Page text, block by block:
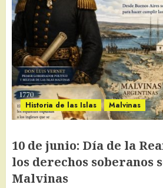
Historia de las Islas Malvinas
10 de junio: Día de la
los derechos soberanos
Malvinas